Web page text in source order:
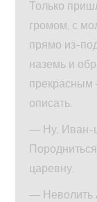
Только
громом, с
прямо из-
наземь и
прекрасным
описать.
— Ну, Иван-
царевну.
— Неволить